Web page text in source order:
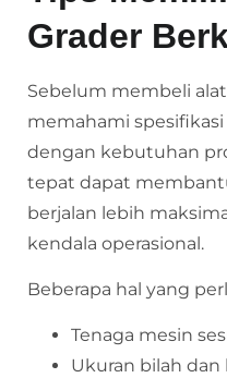
Grader
Sebelum membeli
memahami
dengan kebutuhan
tepat dapat
berjalan lebih
kendala operasional.
Beberapa hal yang
Tenaga mesin
Ukuran bilah